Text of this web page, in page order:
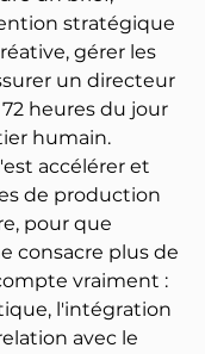
stratégique
gérer les
un directeur
heures du jour
humain.
accélérer et
de production
pour que
consacre plus de
vraiment :
l'intégration
avec le